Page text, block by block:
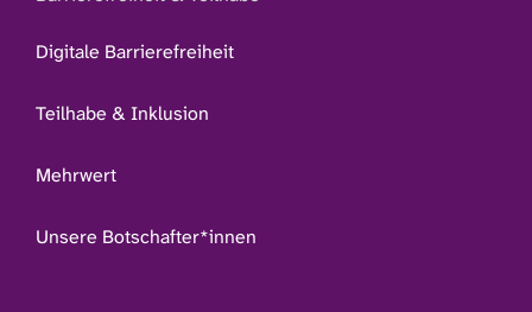
Digitale Barrierefreiheit
Teilhabe & Inklusion
Mehrwert
Unsere Botschafter*innen